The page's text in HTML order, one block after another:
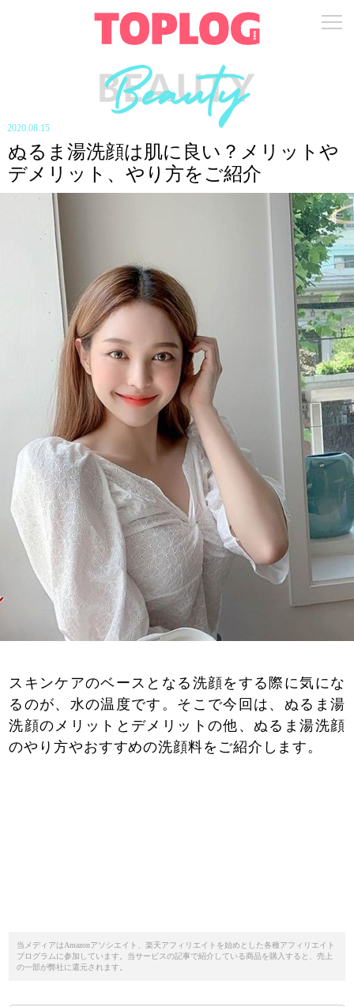
2020.08.15
ぬるま湯洗顔は肌に良い？メリットや
デメリット、やり方をご紹介
スキンケアのベースとなる洗顔をする際に気にな
るのが、水の温度です。そこで今回は、ぬるま湯
洗顔のメリットとデメリットの他、ぬるま湯洗顔
のやり方やおすすめの洗顔料をご紹介します。
当メディアはAmazonアソシエイト、楽天アフィリエイトを始めとした各種アフィリエイト
プログラムに参加しています。当サービスの記事で紹介している商品を購入すると、売上
の一部が弊社に還元されます。